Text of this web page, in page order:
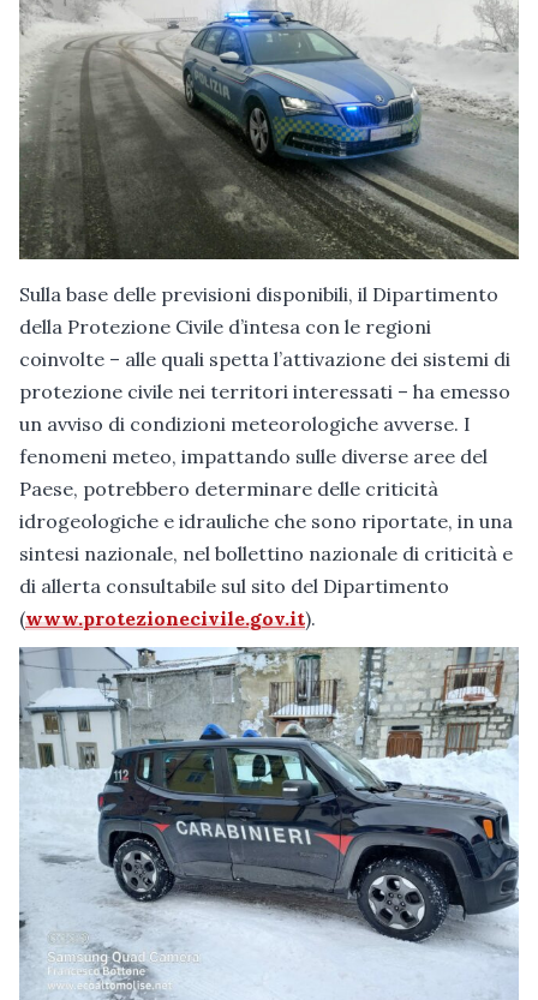
Sulla base delle previsioni disponibili, il Dipartimento
della Protezione Civile d’intesa con le regioni
coinvolte – alle quali spetta l’attivazione dei sistemi di
protezione civile nei territori interessati – ha emesso
un avviso di condizioni meteorologiche avverse. I
fenomeni meteo, impattando sulle diverse aree del
Paese, potrebbero determinare delle criticità
idrogeologiche e idrauliche che sono riportate, in una
sintesi nazionale, nel bollettino nazionale di criticità e
di allerta consultabile sul sito del Dipartimento
(www.protezionecivile.gov.it).